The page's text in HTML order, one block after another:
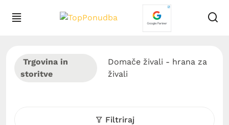
Trgovina in
storitve
Domače živali - hrana za
živali
Filtriraj